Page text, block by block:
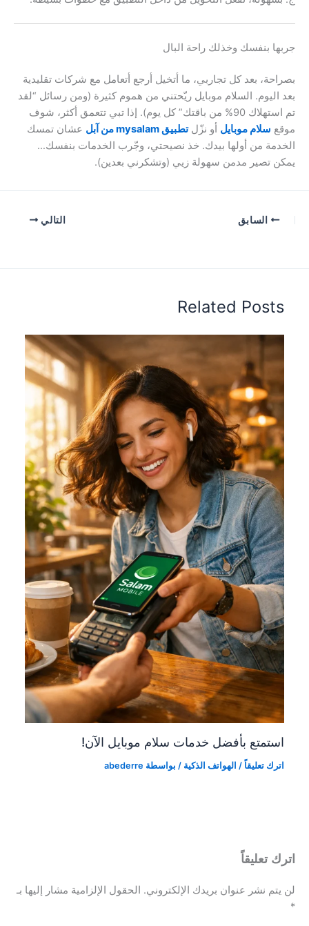
جربها بنفسك وخذلك راحة البال
بصراحة، بعد كل تجاربي، ما أتخيل أرجع أتعامل مع شركات تقليدية
بعد اليوم. السلام موبايل ريّحتني من هموم كثيرة (ومن رسائل “لقد
تم استهلاك 90% من باقتك” كل يوم). إذا تبي تتعمق أكثر، شوف
موقع سلام موبايل أو نزّلتطبيق mysalam من آبل
عشان تمسك
الخدمة من أولها بيدك. خذ نصيحتي، وجّرب الخدمات بنفسك…
يمكن تصير مدمن سهولة زيي (وتشكرني بعدين).
السابق التالي
Related Posts
استمتع بأفضل خدمات سلام موبايل الآن!
اترك تعليقاً / الهواتف الذكية / بواسطة abederre
اترك تعليقاً
لن يتم نشر عنوان بريدك الإلكتروني. الحقول الإلزامية مشار إليها بـ
*